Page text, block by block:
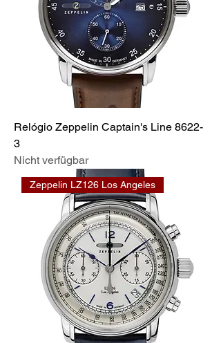
Relógio Zeppelin Captain's Line 8622-
3
Nicht verfügbar
Zeppelin LZ126 Los Angeles